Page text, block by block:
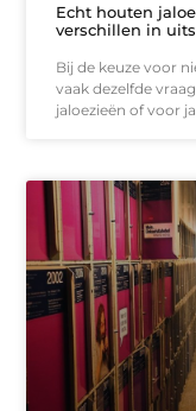
Echt houten
verschillen in
Bij de keuze voor
vaak dezelfde
jaloezieën of voor